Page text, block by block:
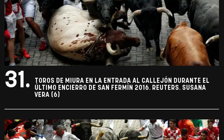
31.
TOROS DE MIURA EN LA ENTRADA AL CALLEJÓN DURANTE EL
ÚLTIMO ENCIERRO DE SAN FERMÍN 2016. REUTERS. SUSANA
VERA (6)